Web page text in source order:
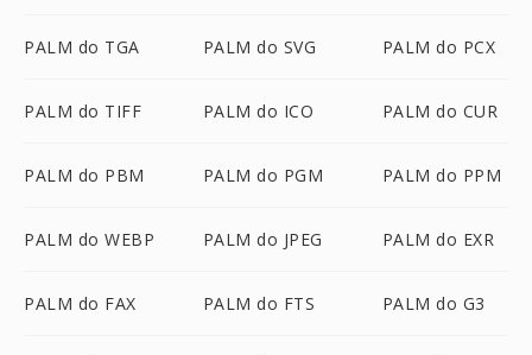
PALM do TGA PALM do SVG PALM do PCX
PALM do TIFF PALM do ICO PALM do CUR
PALM do PBM PALM do PGM PALM do PPM
PALM do WEBP PALM do JPEG PALM do EXR
PALM do FAX PALM do FTS PALM do G3